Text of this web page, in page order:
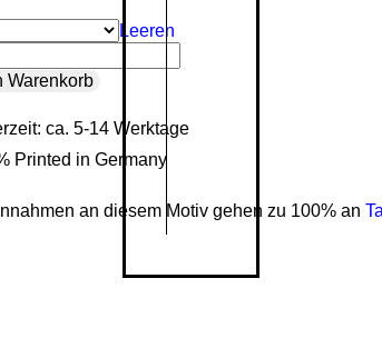
Leeren
Warenkorb
ca. 5-14 Werktage
Printed in Germany
an diesem Motiv gehen zu 100% an